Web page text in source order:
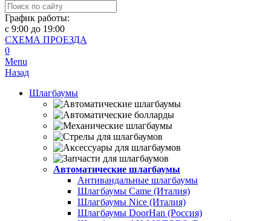
График работы:
с 9:00 до 19:00
СХЕМА ПРОЕЗДА
0
Menu
Назад
Шлагбаумы
Автоматические шлагбаумы
Антивандальные шлагбаумы
Шлагбаумы Came (Италия)
Шлагбаумы Nice (Италия)
Шлагбаумы DoorHan (Россия)